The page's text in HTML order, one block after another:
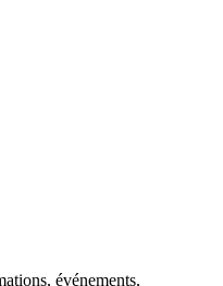
événements,